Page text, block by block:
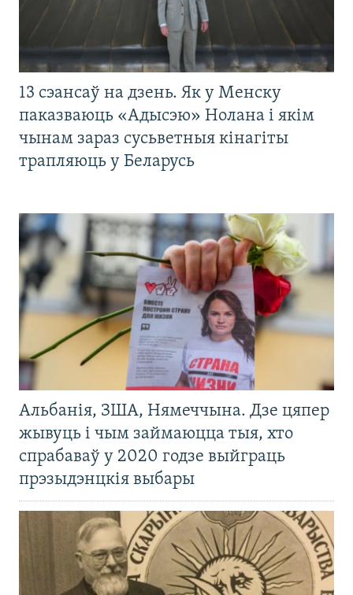
13 сэансаў на дзень. Як у Менску
паказваюць «Адысэю» Нолана і якім
чынам зараз сусьветныя кінагіты
трапляюць у Беларусь
Альбанія, ЗША, Нямеччына. Дзе цяпер
жывуць і чым займаюцца тыя, хто
спрабаваў у 2020 годзе выйграць
прэзыдэнцкія выбары